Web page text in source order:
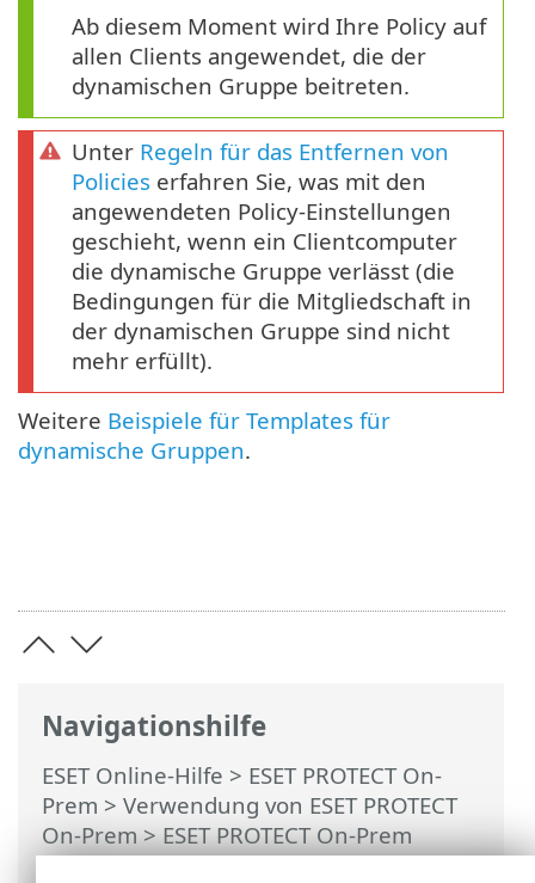
Navigationshilfe
ESET Online-Hilfe > ESET PROTECT On-
Prem > Verwendung von ESET PROTECT
On-Prem>ESET PROTECT On-Prem
Hauptmenü>Mehr>Templates für
Ab diesem Moment wird Ihre Policy auf
allen Clients angewendet, die der
dynamischen Gruppe beitreten.
Unter Regeln für das Entfernen von
Policies erfahren Sie, was mit den
angewendeten Policy-Einstellungen
geschieht, wenn ein Clientcomputer
die dynamische Gruppe verlässt (die
Bedingungen für die Mitgliedschaft in
der dynamischen Gruppe sind nicht
mehr erfüllt).
Weitere Beispiele für Templates für
dynamische Gruppen.